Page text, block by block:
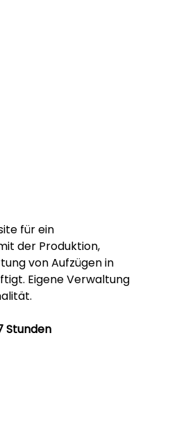
für ein
der Produktion,
von Aufzügen in
Eigene Verwaltung
Stunden